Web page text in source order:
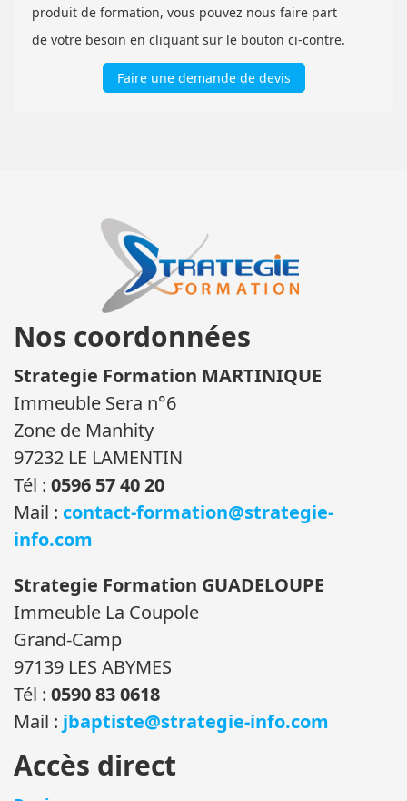
produit de formation, vous pouvez nous faire part
de votre besoin en cliquant sur le bouton ci-contre.
Faire une demande de devis
Nos coordonnées
Strategie Formation MARTINIQUE
Immeuble Sera n°6
Zone de Manhity
97232 LE LAMENTIN
Tél : 0596 57 40 20
Mail : contact-formation@strategie-
info.com
Strategie Formation GUADELOUPE
Immeuble La Coupole
Grand-Camp
97139 LES ABYMES
Tél : 0590 83 0618
Mail : jbaptiste@strategie-info.com
Accès direct